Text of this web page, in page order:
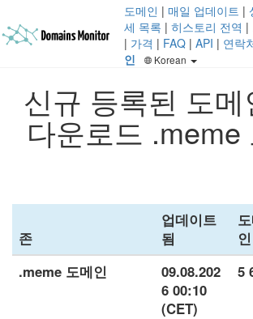
도메인 | 매일 업데이트 |
세 목록 | 히스토리 전역 |
| 가격 | FAQ | API | 연락
인
Korean
신규 등록된 도
다운로드 .meme
존
업데이트
됨
인
.meme 도메인
09.08.202
6 00:10
(CET)
5